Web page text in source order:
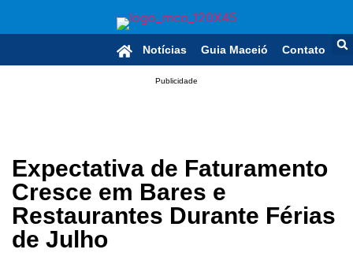
Notícias Guia Maceió Contato
Publicidade
Expectativa de Faturamento
Cresce em Bares e
Restaurantes Durante Férias
de Julho